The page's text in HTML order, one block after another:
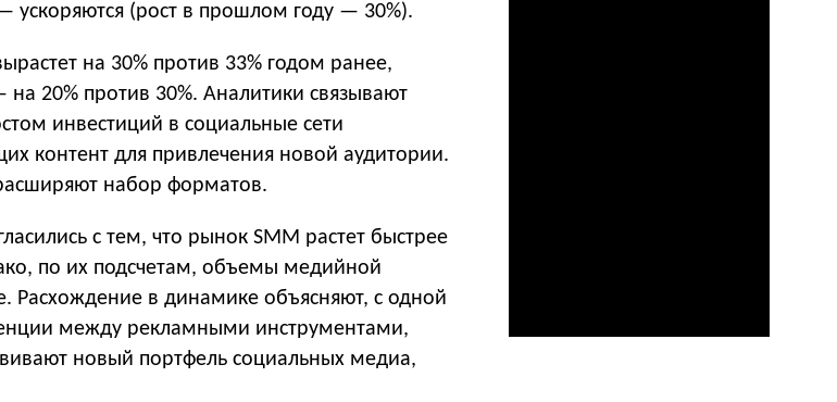
ускоряются (рост в прошлом году — 30%).
на 30% против 33% годом ранее,
20% против 30%. Аналитики связывают
инвестиций в социальные сети
контент для привлечения новой аудитории.
набор форматов.
с тем, что рынок SMM растет быстрее
по их подсчетам, объемы медийной
Расхождение в динамике объясняют, с одной
между рекламными инструментами,
новый портфель социальных медиа,